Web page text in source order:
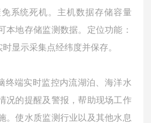
系统死机。主机数据存储容量
本地存储监测数据。定位功能：
显示采集点经纬度并保存。
终端实时监控内流湖泊、海洋水
况的提醒及警报，帮助现场工作
。使水质监测行业以及其他水息